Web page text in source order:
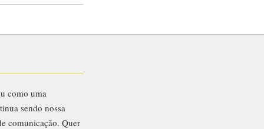
como uma
sendo nossa
comunicação. Quer